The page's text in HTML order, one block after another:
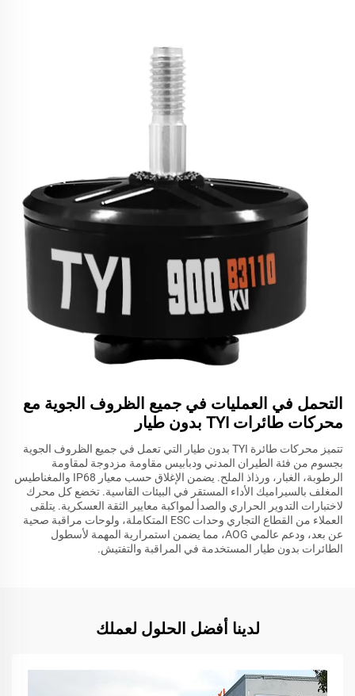
التحمل في العمليات في جميع الظروف الجوية مع
محركات طائرات TYI بدون طيار
تتميز محركات طائرة TYI بدون طيار التي تعمل في جميع الظروف الجوية
بجسوم من فئة الطيران المدني ودبابيس مقاومة مزدوجة لمقاومة
الرطوبة، الغبار، ورذاذ الملح. يضمن الإغلاق حسب معيار IP68 والمغناطيس
المغلف بالسيراميك الأداء المستقر في البيئات القاسية. تخضع كل محرك
لاختبارات التدوير الحراري والصدأ لمواكبة معايير الثقة العسكرية. يتلقى
العملاء من القطاع التجاري وحدات ESC المتكاملة، ولوحات مراقبة صحية
عن بعد، ودعم عالمي AOG، مما يضمن استمرارية المهمة لأسطول
الطائرات بدون طيار المستخدمة في المراقبة والتفتيش.
لدينا أفضل الحلول لعملك